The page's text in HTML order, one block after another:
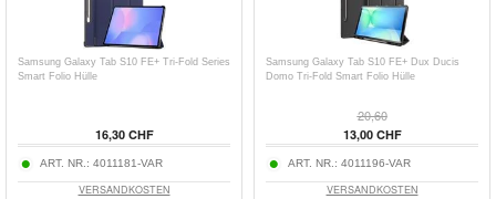
Samsung Galaxy Tab S10 FE+ Tri-Fold Series
Smart Folio Hülle
16,30 CHF
ART. NR.: 4011181-VAR
VERSANDKOSTEN
Samsung Galaxy Tab S10 FE+ Dux Ducis
Domo Tri-Fold Smart Folio Hülle
20,60
13,00 CHF
ART. NR.: 4011196-VAR
VERSANDKOSTEN